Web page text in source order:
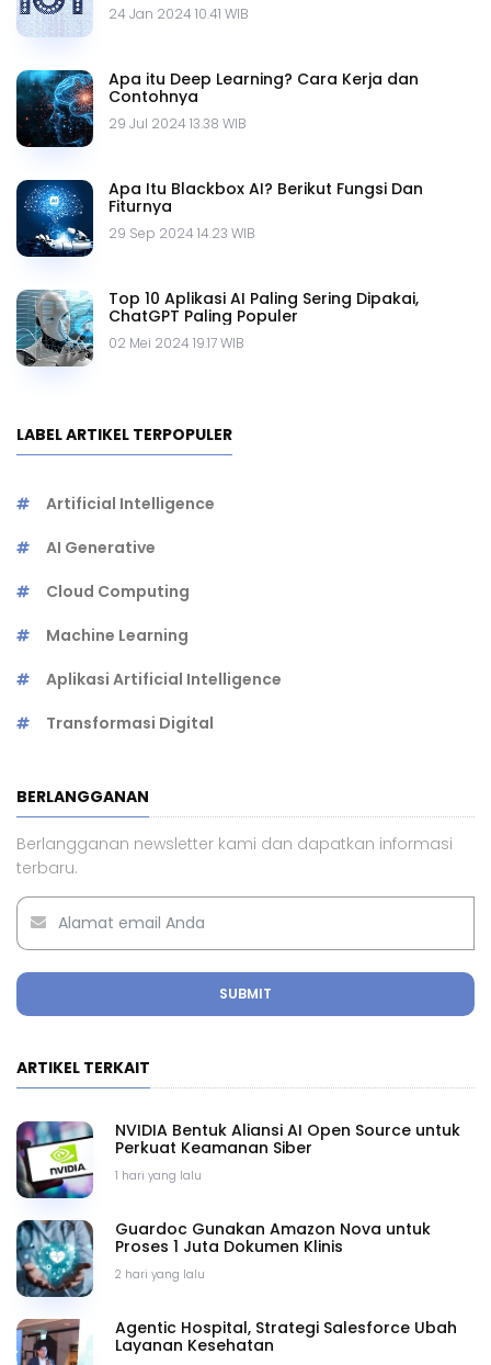
24 Jan 2024 10.41 WIB
Apa itu Deep Learning? Cara Kerja dan
Contohnya
29 Jul 2024 13.38 WIB
Apa Itu Blackbox AI? Berikut Fungsi Dan
Fiturnya
29 Sep 2024 14.23 WIB
Top 10 Aplikasi AI Paling Sering Dipakai,
ChatGPT Paling Populer
02 Mei 2024 19.17 WIB
LABEL ARTIKEL TERPOPULER
Artificial Intelligence
AI Generative
Cloud Computing
Machine Learning
Aplikasi Artificial Intelligence
Transformasi Digital
BERLANGGANAN
Berlangganan newsletter kami dan dapatkan informasi
terbaru.
SUBMIT
ARTIKEL TERKAIT
1 hari yang lalu
NVIDIA Bentuk Aliansi AI Open Source untuk
Perkuat Keamanan Siber
2 hari yang lalu
Guardoc Gunakan Amazon Nova untuk
Proses 1 Juta Dokumen Klinis
Agentic Hospital, Strategi Salesforce Ubah
Layanan Kesehatan